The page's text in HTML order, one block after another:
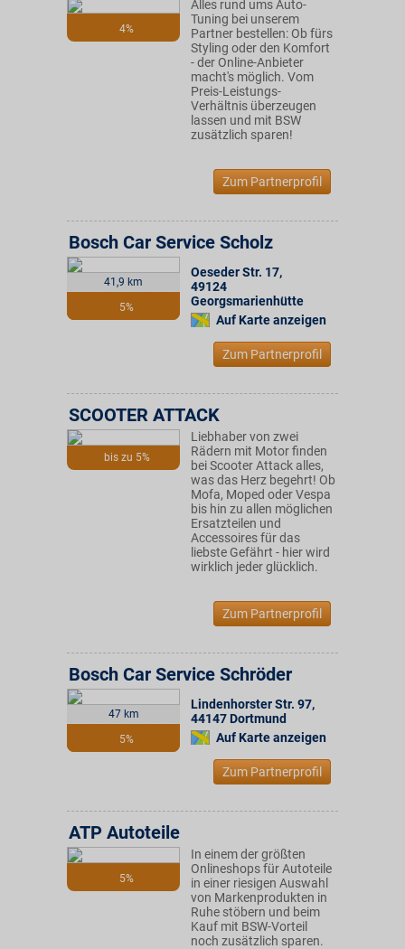
4%
Alles rund ums Auto-
Tuning bei unserem
Partner bestellen: Ob fürs
Styling oder den Komfort
- der Online-Anbieter
macht's möglich. Vom
Preis-Leistungs-
Verhältnis überzeugen
lassen und mit BSW
zusätzlich sparen!
Zum Partnerprofil
41,9 km
5%
Bosch Car Service Scholz
Oeseder Str. 17,
49124
Georgsmarienhütte
Auf Karte anzeigen
Zum Partnerprofil
bis zu 5%
SCOOTER ATTACK
Liebhaber von zwei
Rädern mit Motor finden
bei Scooter Attack alles,
was das Herz begehrt! Ob
Mofa, Moped oder Vespa
bis hin zu allen möglichen
Ersatzteilen und
Accessoires für das
liebste Gefährt - hier wird
wirklich jeder glücklich.
Zum Partnerprofil
47 km
5%
Bosch Car Service Schröder
Lindenhorster Str. 97,
44147 Dortmund
Auf Karte anzeigen
Zum Partnerprofil
5%
ATP Autoteile
In einem der größten
Onlineshops für Autoteile
in einer riesigen Auswahl
von Markenprodukten in
Ruhe stöbern und beim
Kauf mit BSW-Vorteil
noch zusätzlich sparen.